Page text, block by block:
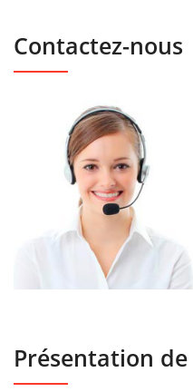
Contactez-nous
Présentation